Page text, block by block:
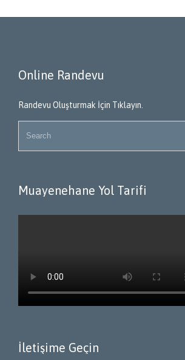
Online Randevu
Randevu Oluşturmak İçin Tıklayın.
Muayenehane Yol Tarifi
İletişime Geçin